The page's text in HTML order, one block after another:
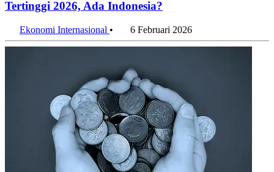
Tertinggi 2026, Ada Indonesia?
Ekonomi Internasional • 6 Februari 2026